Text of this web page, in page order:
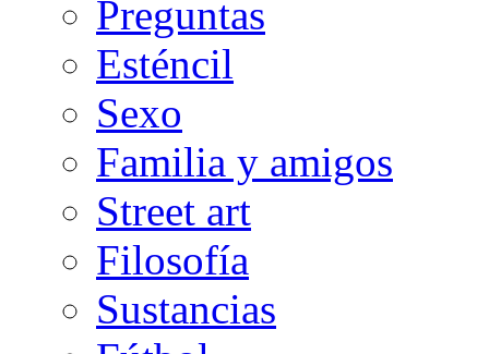
Preguntas
Esténcil
Sexo
Familia y amigos
Street art
Filosofía
Sustancias